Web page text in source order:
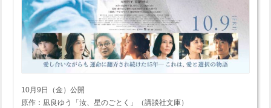
10月9日（金）公開
原作：凪良ゆう「汝、星のごとく」（講談社文庫）